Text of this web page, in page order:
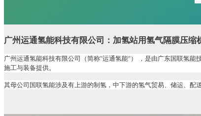
广州运通氢能科技有限公司：加氢站用氢气隔膜压缩
广州运通氢能科技有限公司（简称"运通氢能"） ，是由广东国联氢
施工与装备提供。
其母公司国联氢能涉及有上游的制氢，中下游的氢气贸易、储运、配